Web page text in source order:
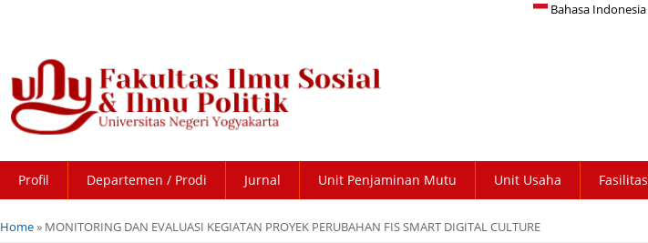
Bahasa Indonesia
Profil Departemen / Prodi Jurnal Unit Penjaminan Mutu Unit Usaha Fasilitas
You are here
Home» MONITORING DAN EVALUASI KEGIATAN PROYEK PERUBAHAN FIS SMART DIGITAL CULTURE